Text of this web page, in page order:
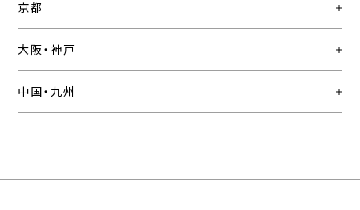
京都
大阪・神戸
中国・九州